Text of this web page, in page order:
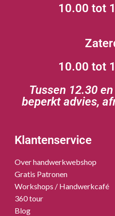
10.00 tot
10.00 tot
Tussen 12.30
beperkt advies,
Klantenservice
Over handwerkwebshop
Gratis Patronen
Workshops / Handwerkcafé
360 tour
Blog